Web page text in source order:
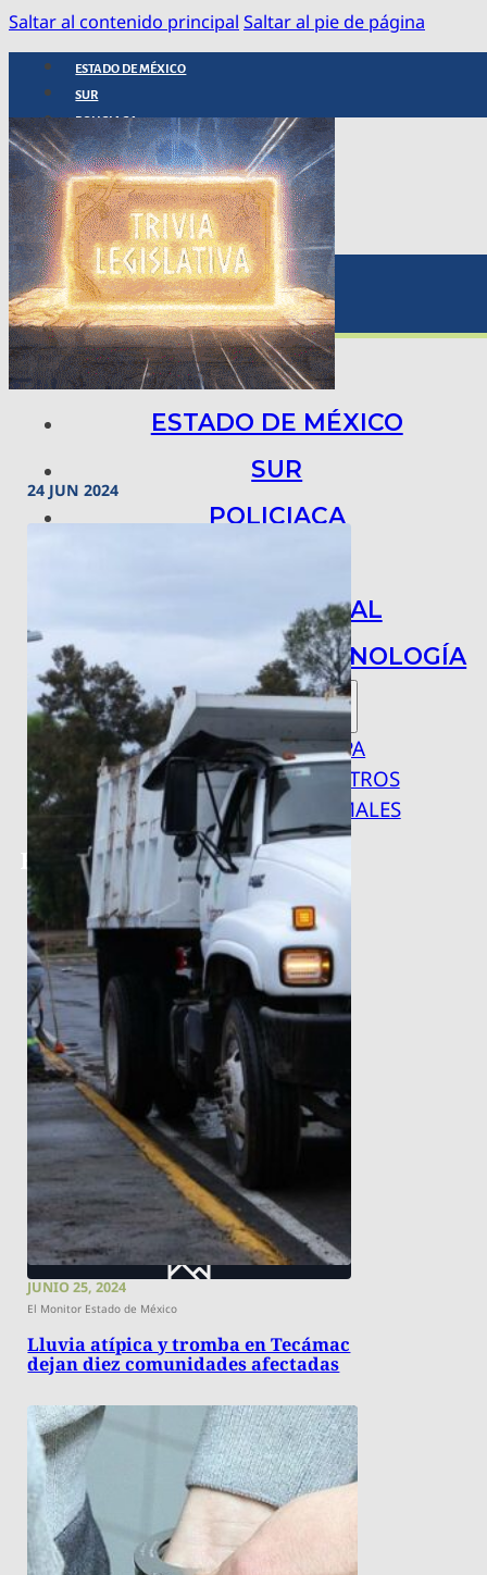
Saltar al contenido principal Saltar al pie de página
ESTADO DE MÉXICO
SUR
POLICIACA
NACIONAL
INTERNACIONAL
ARTE, CIENCIA Y TECNOLOGÍA
COLUMNAS
BAJO LA LUPA
RASTROS Y ROSTROS
VÍNCULOS ANIMALES
ESTADO DE MÉXICO
SUR
POLICIACA
INTERNACIONAL
ARTE, CIENCIA Y TECNOLOGÍA
COLUMNAS
BAJO LA LUPA
RASTROS Y ROSTROS
VÍNCULOS ANIMALES
24 JUN 2024
JUNIO 25, 2024
El Monitor Estado de México
Lluvia atípica y tromba en Tecámac
dejan diez comunidades afectadas